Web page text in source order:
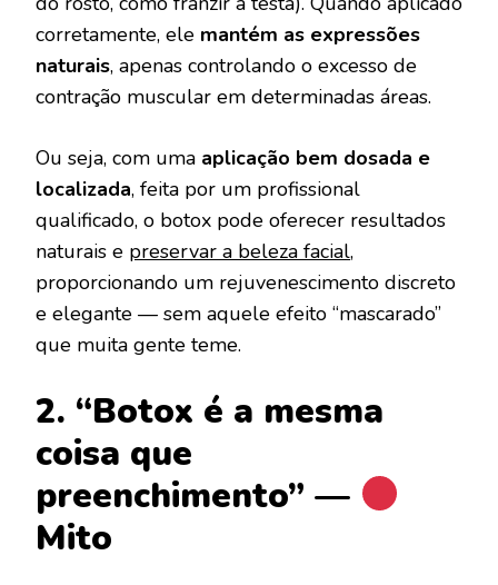
corretamente, ele mantém as expressões
naturais, apenas controlando o excesso de
contração muscular em determinadas áreas.
Ou seja, com uma aplicação bem dosada e
localizada, feita por um profissional
qualificado, o botox pode oferecer resultados
naturais e preservar a beleza facial,
proporcionando um rejuvenescimento discreto
e elegante — sem aquele efeito “mascarado”
que muita gente teme.
2. “Botox é a mesma
coisa que
preenchimento” —
Mito